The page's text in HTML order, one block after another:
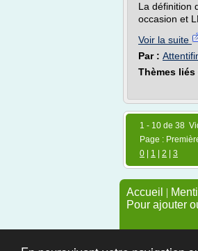
La définition
occasion et
Voir la suite
Par :
Thèmes liés
1 - 10 de 38
Page :
0
1 2 3
Accueil |
Pour ajouter